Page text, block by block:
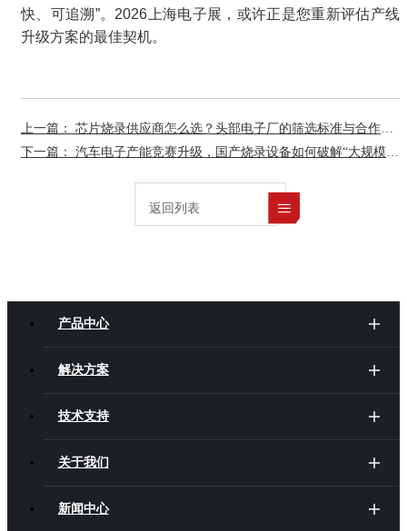
快、可追溯”。2026上海电子展，或许正是您重新评估产线
升级方案的最佳契机。
返回列表
产品中心
解决方案
技术支持
关于我们
新闻中心